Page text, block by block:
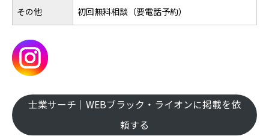
その他 初回無料相談（要電話予約）
士業サーチ｜WEBブラック・ライオンに掲載を依
頼する